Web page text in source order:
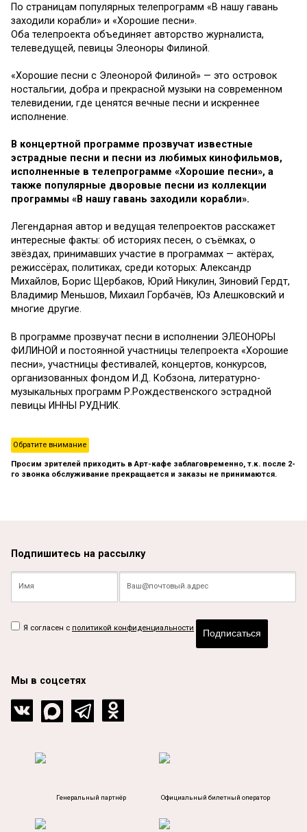
По страницам популярных телепрограмм «В нашу гавань
заходили корабли» и «Хорошие песни».
Оба телепроекта объединяет авторство журналиста,
телеведущей, певицы Элеоноры Филиной.
«Хорошие песни с Элеонорой Филиной» — это островок
ностальгии, добра и прекрасной музыки на современном
телевидении, где ценятся вечные песни и искреннее
исполнение.
В концертной программе прозвучат известные
эстрадные песни и песни из любимых кинофильмов,
исполненные в телепрограмме «Хорошие песни», а
также популярные дворовые песни из коллекции
программы «В нашу гавань заходили корабли».
Легендарная автор и ведущая телепроектов расскажет
интересные факты: об историях песен, о съёмках, о
звёздах, принимавших участие в программах — актёрах,
режиссёрах, политиках, среди которых: Александр
Михайлов, Борис Щербаков, Юрий Никулин, Зиновий Гердт,
Владимир Меньшов, Михаил Горбачёв, Юз Алешковский и
многие другие.
В программе прозвучат песни в исполнении ЭЛЕОНОРЫ
ФИЛИНОЙ и постоянной участницы телепроекта «Хорошие
песни», участницы фестивалей, концертов, конкурсов,
организованных фондом И.Д. Кобзона, литературно-
музыкальных программ Р.Рождественского эстрадной
певицы ИННЫ РУДНИК.
Обратите внимание
Просим зрителей приходить в Арт-кафе заблаговременно, т.к. после 2-
го звонка обслуживание прекращается и заказы не принимаются.
Подпишитесь на рассылку
Я согласен с политикой конфиденциальности
Подписаться
Мы в соцсетях
Генеральный партнёр Официальный билетный оператор